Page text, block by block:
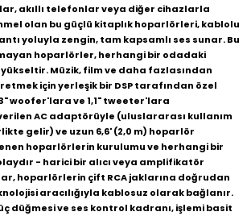
akıllı telefonlar veya diğer cihazlarla
olan bu güçlü kitaplık hoparlörleri, kablolu
yoluyla zengin, tam kapsamlı ses sunar. Bu
hoparlörler, herhangi bir odadaki
Müzik, film ve daha fazlasından
için yerleşik bir DSP tarafından özel
woofer'lara ve 1,1" tweeter'lara
AC adaptörüyle (uluslararası kullanım
gelir) ve uzun 6,6' (2,0 m) hoparlör
hoparlörlerin kurulumu ve herhangi bir
- harici bir alıcı veya amplifikatör
hoparlörlerin çift RCA jaklarına doğrudan
aracılığıyla kablosuz olarak bağlanır.
düğmesi ve ses kontrol kadranı, işlemi basit